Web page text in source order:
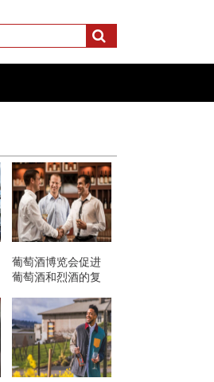
葡萄酒博览会促进
葡萄酒和烈酒的复